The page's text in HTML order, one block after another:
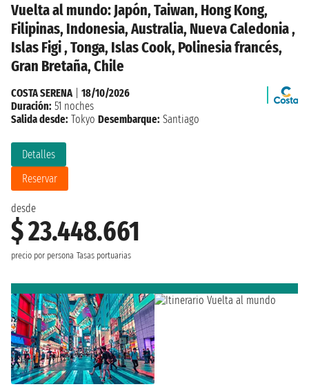
Vuelta al mundo: Japón, Taiwan, Hong Kong,
Filipinas, Indonesia, Australia, Nueva Caledonia ,
Islas Figi , Tonga, Islas Cook, Polinesia francés,
Gran Bretaña, Chile
desde
$ 23.448.661
precio por persona Tasas portuarias
Detalles
Reservar
COSTA SERENA| 18/10/2026
Duración: 51 noches
Salida desde: Tokyo Desembarque: Santiago